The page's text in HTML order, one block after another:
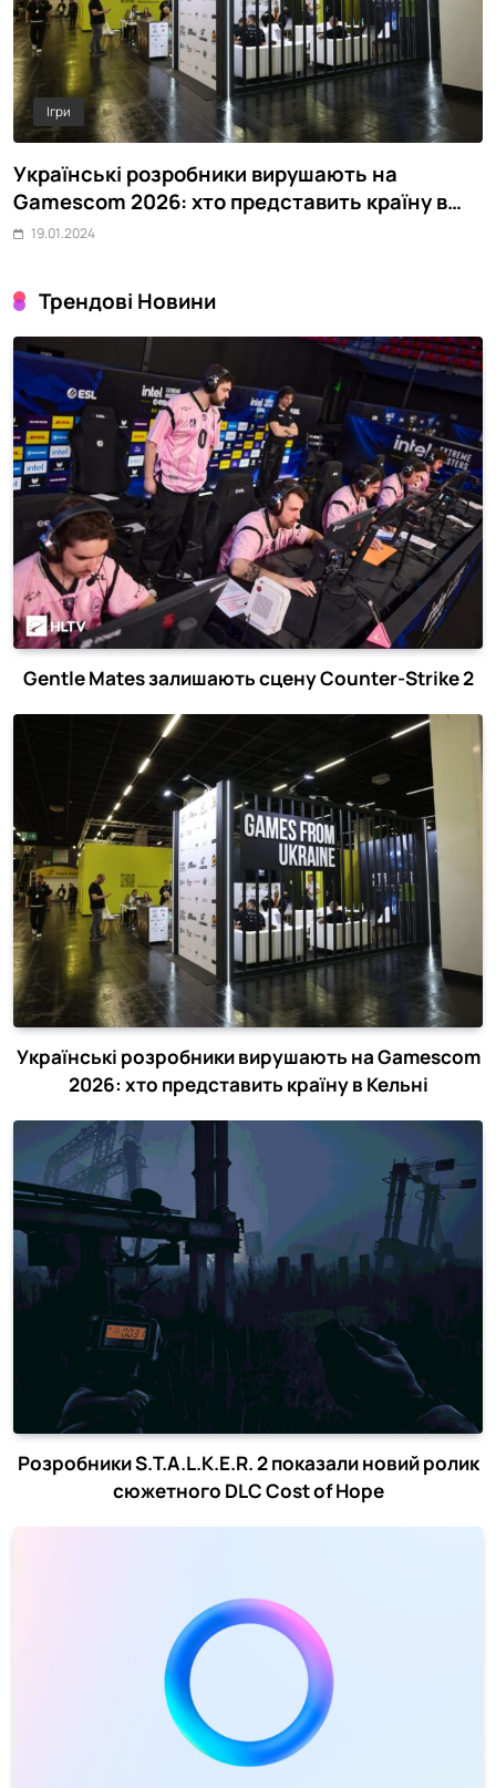
Ігри
Українські розробники вирушають на
Gamescom 2026: хто представить країну в
Кельні
19.01.2024
Трендові Новини
Gentle Mates залишають сцену Counter-Strike 2
Українські розробники вирушають на Gamescom
2026: хто представить країну в Кельні
Розробники S.T.A.L.K.E.R. 2 показали новий ролик
сюжетного DLC Cost of Hope